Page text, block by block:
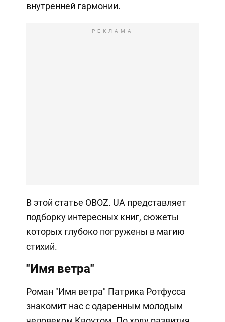
внутренней гармонии.
РЕКЛАМА
В этой статье OBOZ. UA представляет
подборку интересных книг, сюжеты
которых глубоко погружены в магию
стихий.
"Имя ветра"
Роман "Имя ветра" Патрика Ротфусса
знакомит нас с одаренным молодым